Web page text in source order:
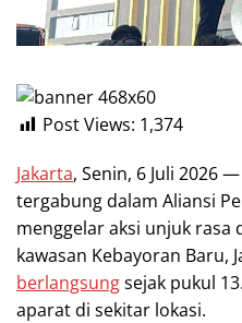
Post Views: 1,374
Jakarta, Senin, 6 Juli 2026
tergabung dalam Aliansi
menggelar aksi unjuk rasa
kawasan Kebayoran Baru,
berlangsungsejak pukul
aparat di sekitar lokasi.